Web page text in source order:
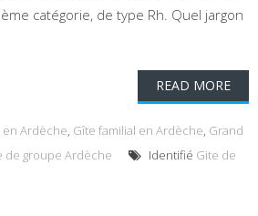
catégorie, de type Rh. Quel jargon
READ MORE
Ardèche, Gîte familial en Ardèche, Grand
de groupe Ardèche Identifié Gite de